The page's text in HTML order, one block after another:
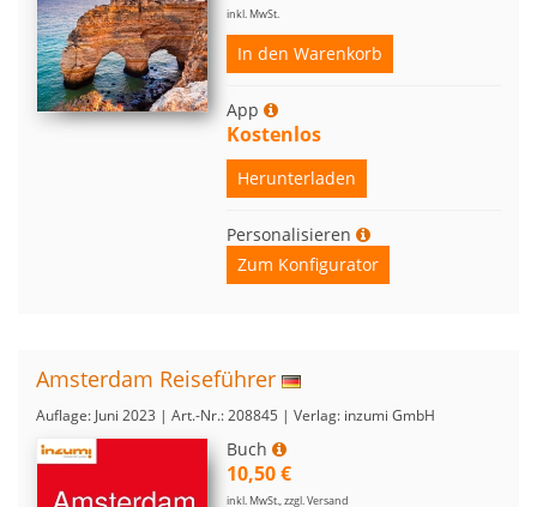
inkl. MwSt.
In den Warenkorb
App
Kostenlos
Herunterladen
Personalisieren
Zum Konfigurator
Amsterdam Reiseführer
Auflage: Juni 2023 | Art.-Nr.: 208845 | Verlag: inzumi GmbH
Buch
10,50 €
inkl. MwSt., zzgl. Versand